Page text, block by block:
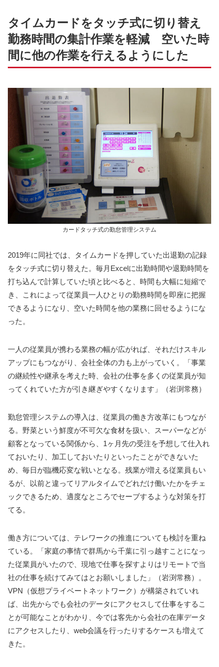
タイムカードをタッチ式に切り替え
勤務時間の集計作業を軽減 空いた時
間に他の作業を行えるようにした
カードタッチ式の勤怠管理システム
2019年に同社では、タイムカードを押していた出退勤の記録
をタッチ式に切り替えた。毎月Excelに出勤時間や退勤時間を
打ち込んで計算していた頃と比べると、時間も大幅に短縮で
き、これによって従業員一人ひとりの勤務時間を即座に把握
できるようになり、空いた時間を他の業務に回せるようにな
った。
一人の従業員が携わる業務の幅が広がれば、それだけスキル
アップにもつながり、会社全体の力も上がっていく。「事業
の継続性や継承を考えた時、会社の仕事を多くの従業員が知
ってくれていた方が引き継ぎやすくなります」（岩渕常務）
勤怠管理システムの導入は、従業員の働き方改革にもつなが
る。野菜という鮮度が不可欠な食材を扱い、スーパーなどが
顧客となっている関係から、1ヶ月先の受注を予想して仕入れ
ておいたり、加工しておいたりといったことができないた
め、毎日が臨機応変な戦いとなる。残業が増える従業員もい
るが、以前と違ってリアルタイムでどれだけ働いたかをチェ
ックできるため、適度なところでセーブするような対策を打
てる。
働き方については、テレワークの推進についても検討を重ね
ている。「家庭の事情で群馬から千葉に引っ越すことになっ
た従業員がいたので、現地で仕事を探すよりはリモートで当
社の仕事を続けてみてはとお願いしました」（岩渕常務）。
VPN（仮想プライベートネットワーク）が構築されていれ
ば、出先からでも会社のデータにアクセスして仕事をするこ
とが可能なことがわかり、今では客先から会社の在庫データ
にアクセスしたり、web会議を行ったりするケースも増えて
きた。